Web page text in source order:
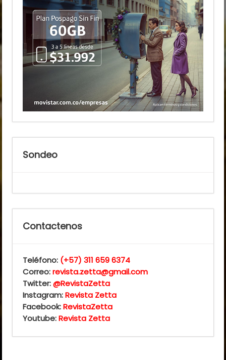
Sondeo
Contactenos
Teléfono: (+57) 311 659 6374
Correo:revista.zetta@gmail.com
Twitter:@RevistaZetta
Instagram:Revista Zetta
Facebook:RevistaZetta
Youtube:Revista Zetta